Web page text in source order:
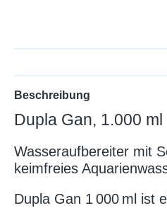
Beschreibung
Dupla Gan, 1.000 ml
Wasseraufbereiter mit
keimfreies
Dupla Gan 1 000 ml ist